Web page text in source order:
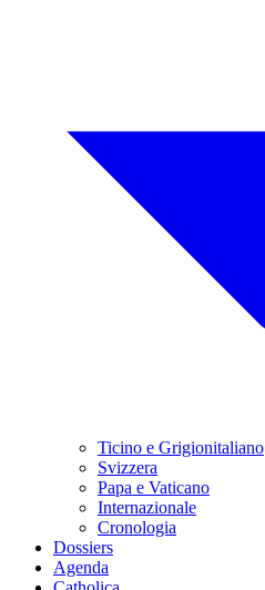
Ticino e Grigionitaliano
Svizzera
Papa e Vaticano
Internazionale
Cronologia
Dossiers
Agenda